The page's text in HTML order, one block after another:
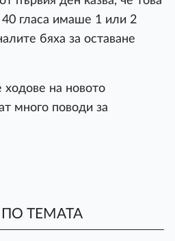
гласа имаше 1 или 2
бяха за оставане
ходове на новото
много поводи за
ТЕМАТА